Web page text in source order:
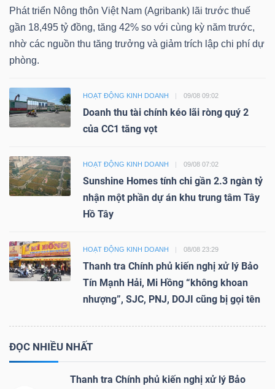
Phát triển Nông thôn Việt Nam (Agribank) lãi trước thuế
gần 18,495 tỷ đồng, tăng 42% so với cùng kỳ năm trước,
nhờ các nguồn thu tăng trưởng và giảm trích lập chi phí dự
phòng.
HOẠT ĐỘNG KINH DOANH 09/08 09:02
Doanh thu tài chính kéo lãi ròng quý 2
của CC1 tăng vọt
HOẠT ĐỘNG KINH DOANH 09/08 07:02
Sunshine Homes tính chi gần 2.3 ngàn tỷ
nhận một phần dự án khu trung tâm Tây
Hồ Tây
HOẠT ĐỘNG KINH DOANH 08/08 23:29
Thanh tra Chính phủ kiến nghị xử lý Bảo
Tín Mạnh Hải, Mi Hồng “không khoan
nhượng”, SJC, PNJ, DOJI cũng bị gọi tên
ĐỌC NHIỀU NHẤT
Thanh tra Chính phủ kiến nghị xử lý Bảo